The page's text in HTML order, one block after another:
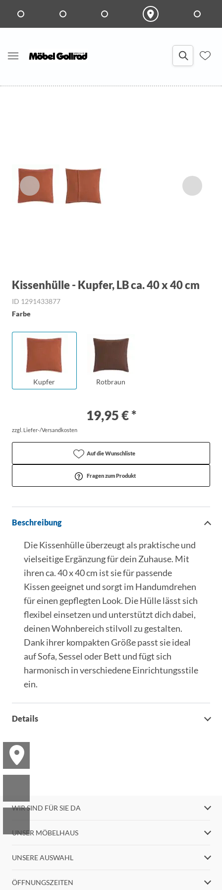
Kissenhülle - Kupfer, LB ca. 40 x 40 cm
ID 1291433877
Farbe
Kupfer Rotbraun
19,95 € *
zzgl. Liefer-/Versandkosten
Auf die Wunschliste
Fragen zum Produkt
Beschreibung
Die Kissenhülle überzeugt als praktische und
vielseitige Ergänzung für dein Zuhause. Mit
ihren ca. 40 x 40 cm ist sie für passende
Kissen geeignet und sorgt im Handumdrehen
für einen gepflegten Look. Die Hülle lässt sich
flexibel einsetzen und unterstützt dich dabei,
deinen Wohnbereich stilvoll zu gestalten.
Dank ihrer kompakten Größe passt sie ideal
auf Sofa, Sessel oder Bett und fügt sich
harmonisch in verschiedene Einrichtungsstile
ein.
Details
WIR SIND FÜR SIE DA
UNSER MÖBELHAUS
UNSERE AUSWAHL
ÖFFNUNGSZEITEN